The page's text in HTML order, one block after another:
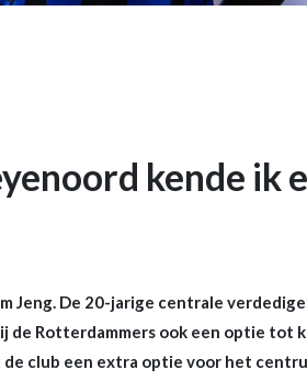
kende ik
Jeng. De 20-jarige centrale
de Rotterdammers ook een optie tot
club een extra optie voor het